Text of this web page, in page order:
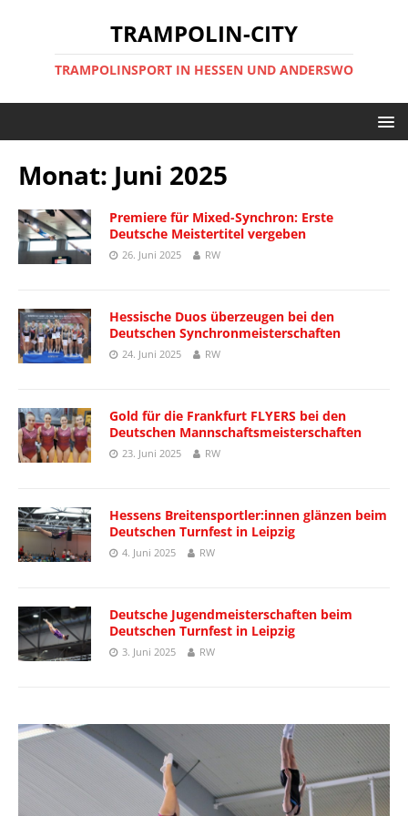
TRAMPOLIN-CITY
TRAMPOLINSPORT IN HESSEN UND ANDERSWO
Monat: Juni 2025
Premiere für Mixed-Synchron: Erste
Deutsche Meistertitel vergeben
26. Juni 2025 RW
Hessische Duos überzeugen bei den
Deutschen Synchronmeisterschaften
24. Juni 2025 RW
Gold für die Frankfurt FLYERS bei den
Deutschen Mannschaftsmeisterschaften
23. Juni 2025 RW
Hessens Breitensportler:innen glänzen beim
Deutschen Turnfest in Leipzig
4. Juni 2025 RW
Deutsche Jugendmeisterschaften beim
Deutschen Turnfest in Leipzig
3. Juni 2025 RW